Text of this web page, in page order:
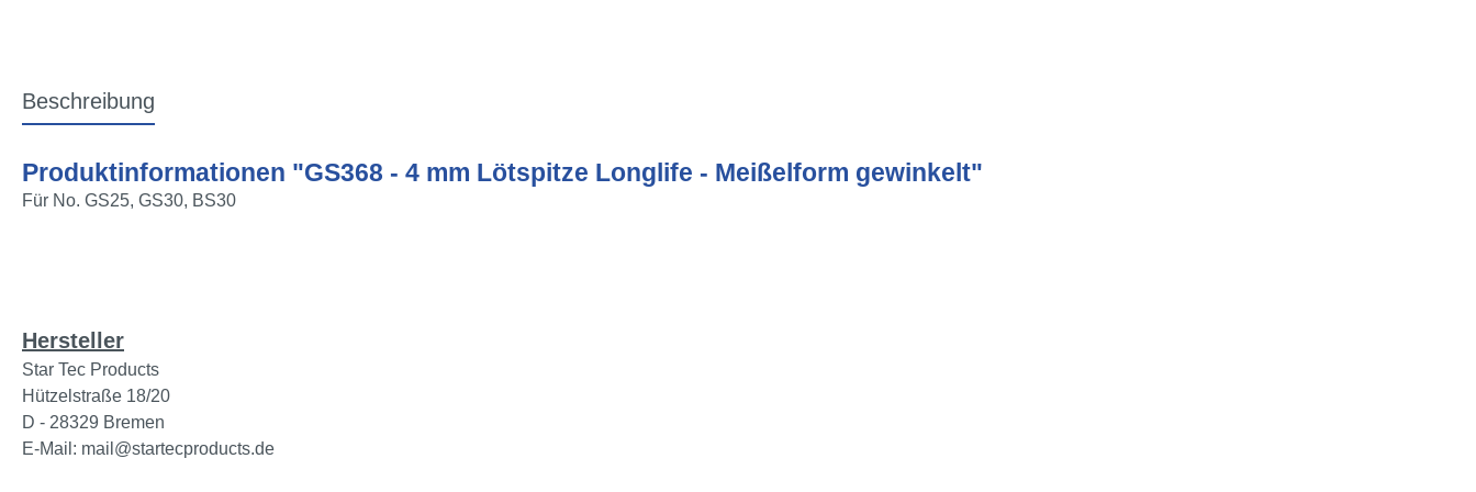
Beschreibung
Produktinformationen "GS368 - 4 mm Lötspitze Longlife - Meißelform gewinkelt"
Für No. GS25, GS30, BS30
Hersteller
Star Tec Products
Hützelstraße 18/20
D - 28329 Bremen
E-Mail: mail@startecproducts.de